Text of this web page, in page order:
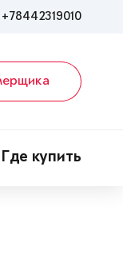
+78442319010
Где купить